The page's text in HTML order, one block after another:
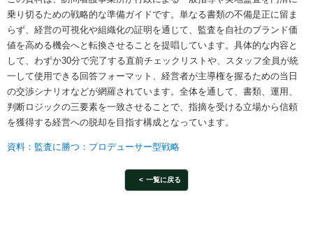
乗り切るための戦略的な準備ガイドです。単なる書類の不備是正に留ま
らず、経営の可視化や組織化の証明を通じて、監査を自社のブランド価
値を高める機会へと転換させることを提唱しています。具体的な内容と
して、わずか30分で完了する直前チェックリストや、スタッフ全員が統
一して使用できる回答フォーマット、経営者が主導権を握るための当日
の交渉シナリオなどが網羅されています。全体を通して、書類、運用、
判断ロジックの三要素を一致させることで、指摘を受ける立場から信頼
を獲得する経営への脱却を目指す構成となっています。
資料：監査に勝つ：プロデューサー型戦略
一覧に戻る